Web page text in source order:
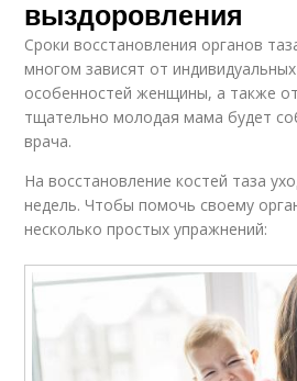
выздоровления
Сроки восстановления органов
многом зависят от
особенностей женщины, а также
тщательно молодая мама будет
врача.
На восстановление костей таза
недель. Чтобы помочь своему
несколько простых упражнений: